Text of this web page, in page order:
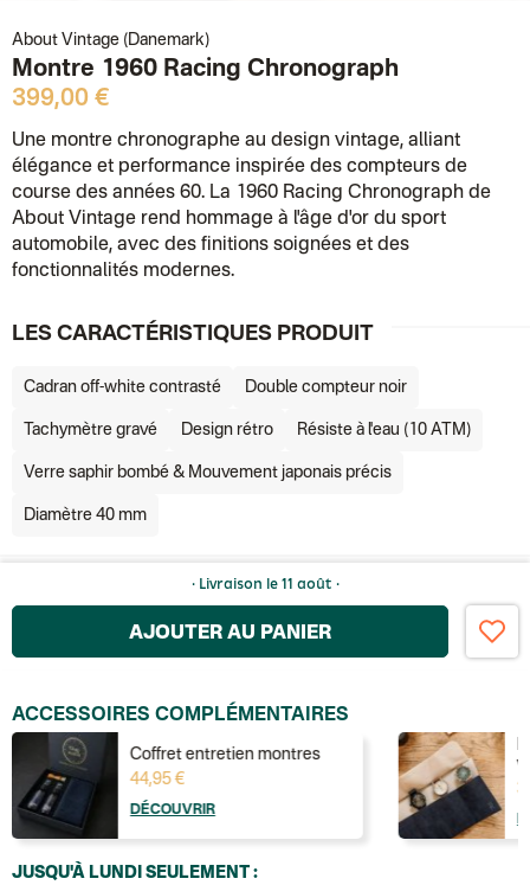
About Vintage (Danemark)
Montre 1960 Racing Chronograph
399,00 €
Une montre chronographe au design vintage, alliant
élégance et performance inspirée des compteurs de
course des années 60. La 1960 Racing Chronograph de
About Vintage rend hommage à l'âge d'or du sport
automobile, avec des finitions soignées et des
fonctionnalités modernes.
LES CARACTÉRISTIQUES PRODUIT
Cadran off-white contrasté Double compteur noir
Tachymètre gravé Design rétro Résiste à l'eau (10 ATM)
Verre saphir bombé & Mouvement japonais précis
Diamètre 40 mm
· Livraison le 11 août ·
AJOUTER AU PANIER
ACCESSOIRES COMPLÉMENTAIRES
Coffret entretien montres
44,95 €
DÉCOUVRIR
JUSQU'À LUNDI SEULEMENT :